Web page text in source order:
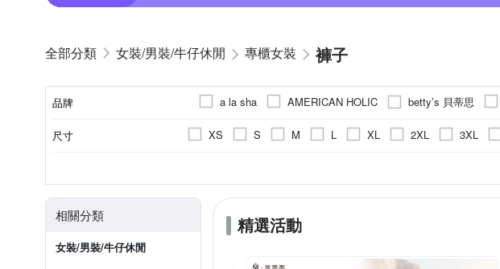
女裝/男裝/牛仔休閒 專櫃女裝 褲子
品牌 a la sha AMERICAN HOLIC betty’s 貝蒂思
Just J’S Miss
KANGOL KeyWear 奇威名品
尺寸 XS S M L XL 2XL 3XL
相關分類
女裝/男裝/牛仔休閒
精選活動